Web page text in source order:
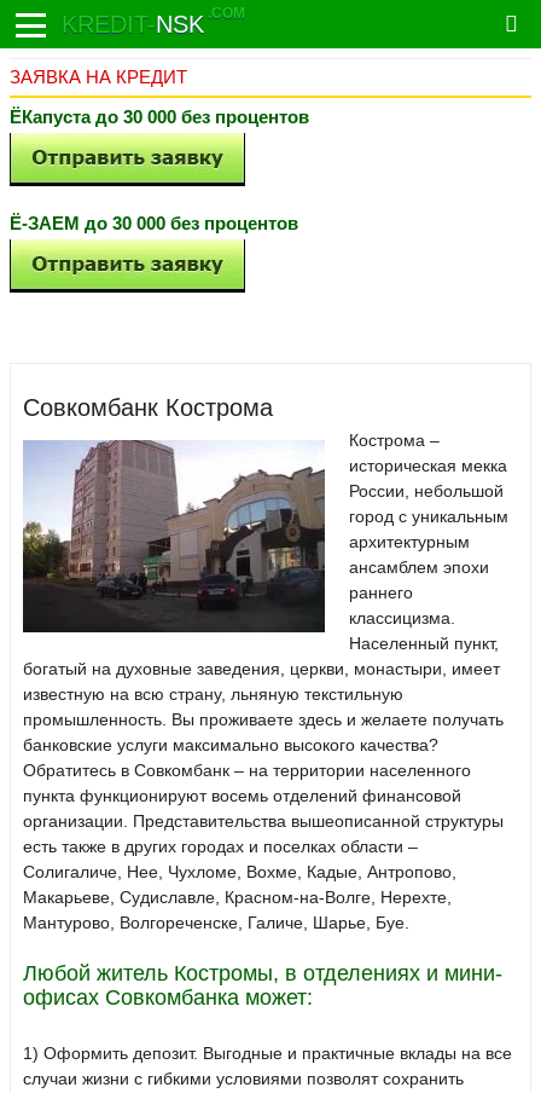
KREDIT-NSK .COM
ЗАЯВКА НА КРЕДИТ
ЁКапуста до 30 000 без процентов
Ё-ЗАЕМ до 30 000 без процентов
Совкомбанк Кострома
Кострома –
историческая мекка
России, небольшой
город с уникальным
архитектурным
ансамблем эпохи
раннего
классицизма.
Населенный пункт,
богатый на духовные заведения, церкви, монастыри, имеет
известную на всю страну, льняную текстильную
промышленность. Вы проживаете здесь и желаете получать
банковские услуги максимально высокого качества?
Обратитесь в Совкомбанк – на территории населенного
пункта функционируют восемь отделений финансовой
организации. Представительства вышеописанной структуры
есть также в других городах и поселках области –
Солигаличе, Нее, Чухломе, Вохме, Кадые, Антропово,
Макарьеве, Судиславле, Красном-на-Волге, Нерехте,
Мантурово, Волгореченске, Галиче, Шарье, Буе.
Любой житель Костромы, в отделениях и мини-
офисах Совкомбанка может:
1) Оформить депозит. Выгодные и практичные вклады на все
случаи жизни с гибкими условиями позволят сохранить